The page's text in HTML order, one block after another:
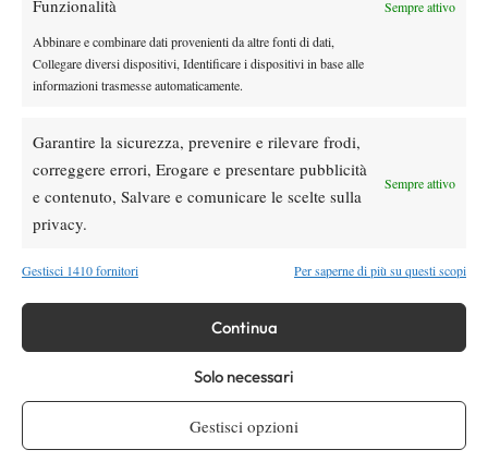
Funzionalità Sempre attivo
Abbinare e combinare dati provenienti da altre fonti di dati,
Collegare diversi dispositivi, Identificare i dispositivi in base alle
informazioni trasmesse automaticamente.
Garantire la sicurezza, prevenire e rilevare frodi,
correggere errori, Erogare e presentare pubblicità
e contenuto, Salvare e comunicare le scelte sulla
privacy.
Sempre attivo
Gestisci 1410 fornitori Per saperne di più su questi scopi
Continua
Solo necessari
Gestisci opzioni
DI TENDENZA
Atp News
Masters 1000 Montreal 2026, Berrettini si
arrende a Navone all’esordio
US Open 2026, doppio misto: entry list